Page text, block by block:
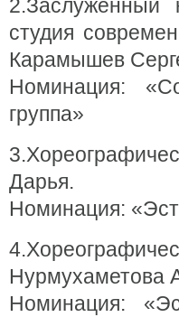
2.Заслуженный
студия
Карамышев
Номинация:
группа»
Дарья.
Номинация:
Нурмухаметова
Номинация: